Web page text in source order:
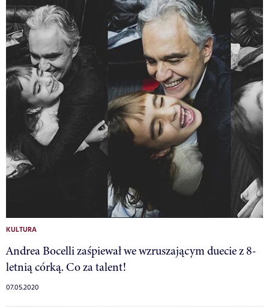
KULTURA
Andrea Bocelli zaśpiewał we wzruszającym duecie z 8-
letnią córką. Co za talent!
07.05.2020